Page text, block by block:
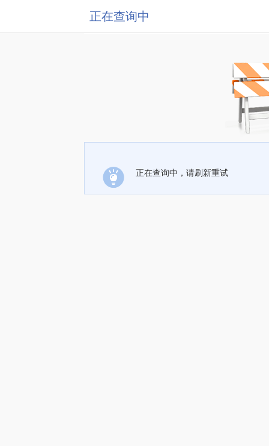
正在查询中
正在查询中，请刷新重试